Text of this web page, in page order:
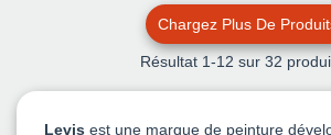
Chargez Plus De
Résultat 1-12 sur 32
Levis est une marque de peinture